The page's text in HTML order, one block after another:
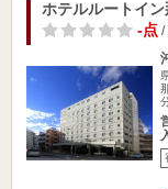
ホテルルートイ
-点/